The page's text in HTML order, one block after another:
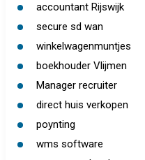
accountant Rijswijk
secure sd wan
winkelwagenmuntjes
boekhouder Vlijmen
Manager recruiter
direct huis verkopen
poynting
wms software